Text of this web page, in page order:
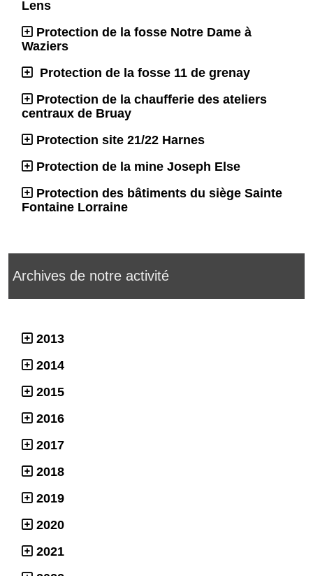
Lens
Protection de la fosse Notre Dame à
Waziers
Protection de la fosse 11 de grenay
Protection de la chaufferie des ateliers
centraux de Bruay
Protection site 21/22 Harnes
Protection de la mine Joseph Else
Protection des bâtiments du siège Sainte
Fontaine Lorraine
Archives de notre activité
2013
2014
2015
2016
2017
2018
2019
2020
2021